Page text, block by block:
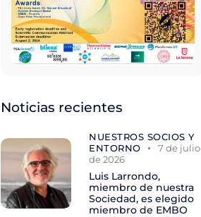
Noticias recientes
NUESTROS SOCIOS Y
ENTORNO
7 de julio
de 2026
Luis Larrondo,
miembro de nuestra
Sociedad, es elegido
miembro de EMBO